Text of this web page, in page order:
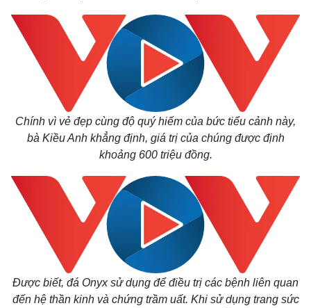
Chính vì vẻ đẹp cùng độ quý hiếm của bức tiểu cảnh này,
bà Kiều Anh khẳng định, giá trị của chúng được định
khoảng 600 triệu đồng.
Được biết, đá Onyx sử dụng để điều trị các bệnh liên quan
đến hệ thần kinh và chứng trầm uất. Khi sử dụng trang sức